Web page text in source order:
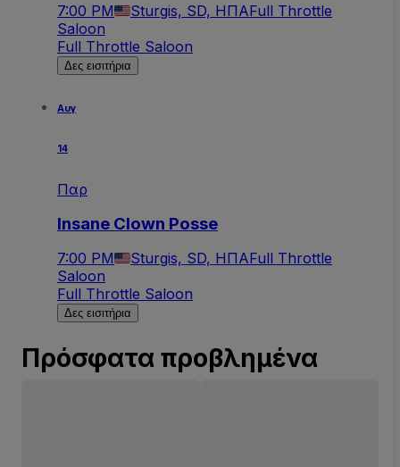
7:00 PM Sturgis, SD, ΗΠΑFull Throttle
Saloon
Full Throttle Saloon
Δες εισιτήρια
Αυγ
14
Παρ
Insane Clown Posse
7:00 PM Sturgis, SD, ΗΠΑFull Throttle
Saloon
Full Throttle Saloon
Δες εισιτήρια
Πρόσφατα προβλημένα